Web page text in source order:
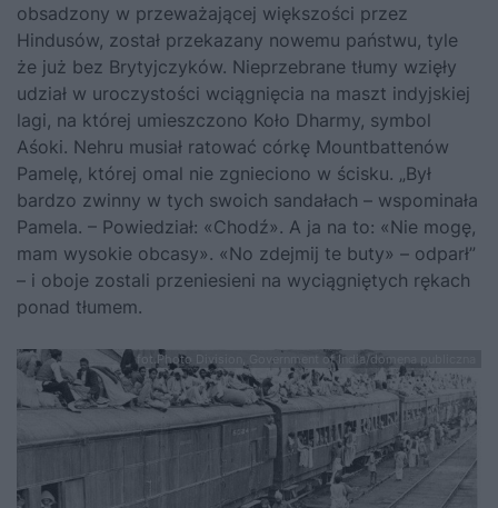
obsadzony w przeważającej większości przez
Hindusów, został przekazany nowemu państwu, tyle
że już bez Brytyjczyków. Nieprzebrane tłumy wzięły
udział w uroczystości wciągnięcia na maszt indyjskiej
lagi, na której umieszczono Koło Dharmy, symbol
Aśoki. Nehru musiał ratować córkę Mountbattenów
Pamelę, której omal nie zgnieciono w ścisku. „Był
bardzo zwinny w tych swoich sandałach – wspominała
Pamela. – Powiedział: «Chodź». A ja na to: «Nie mogę,
mam wysokie obcasy». «No zdejmij te buty» – odparł”
– i oboje zostali przeniesieni na wyciągniętych rękach
ponad tłumem.
fot.Photo Division, Government of India/domena publiczna